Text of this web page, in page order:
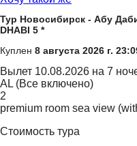
Тур Новосибирск - Абу
DHABI 5 *
Куплен 8 августа 2026 г.
Вылет 10.08.2026 на 7
AL (Все включено)
2
premium room sea view
Стоимость тура